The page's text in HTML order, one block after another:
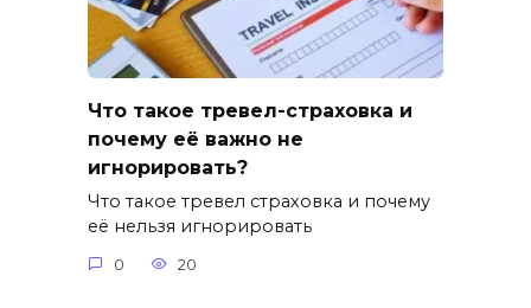
Что такое тревел-страховка и
почему её важно не
игнорировать?
Что такое тревел страховка и почему
её нельзя игнорировать
0 20